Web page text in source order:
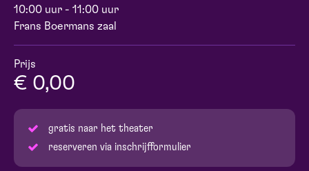
10:00 uur - 11:00 uur
Frans Boermans zaal
Prijs
€ 0,00
gratis naar het theater
reserveren via inschrijfformulier